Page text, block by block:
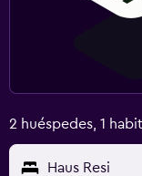
2 huéspedes, 1
Haus Resi